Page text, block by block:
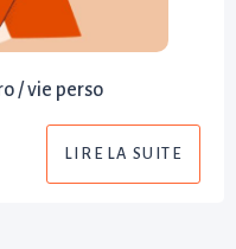
/ vie perso
LIRE LA SUITE